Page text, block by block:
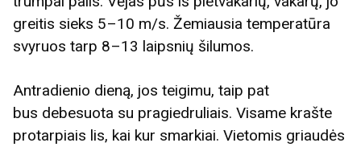
greitis sieks 5–10 m/s. Žemiausia temperatūra
svyruos tarp 8–13 laipsnių šilumos.
Antradienio dieną, jos teigimu, taip pat
bus debesuota su pragiedruliais. Visame krašte
protarpiais lis, kai kur smarkiai. Vietomis griaudės